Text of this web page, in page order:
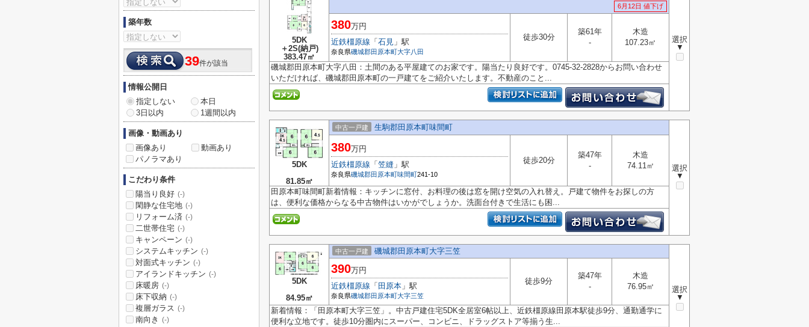
5DK
＋2S(納戸)
383.47㎡
6月12日 値下げ
選択
▼
380万円
近鉄橿原線 「 石見 」駅
奈良県磯城郡田原本町大字八田
徒歩30分
築61年
-
木造
107.23㎡
磯城郡田原本町大字八田：土間のある平屋建てのお家です。陽当たり良好です。0745-32-2828からお問い合わせ
いただければ、磯城郡田原本町の一戸建てをご紹介いたします。不動産のこと...
5DK
81.85㎡
中古一戸建 生駒郡田原本町味間町
選択
▼
380万円
近鉄橿原線 「 笠縫 」駅
奈良県磯城郡田原本町味間町241-10
徒歩20分
築47年
-
木造
74.11㎡
田原本町味間町新着情報：キッチンに窓付、お料理の後は窓を開け空気の入れ替え。戸建て物件をお探しの方
は、便利な価格からなる中古物件はいかがでしょうか。洗面台付きで生活にも困...
5DK
84.95㎡
中古一戸建 磯城郡田原本町大字三笠
選択
▼
390万円
近鉄橿原線 「 田原本 」駅
奈良県磯城郡田原本町大字三笠
徒歩9分
築47年
-
木造
76.95㎡
新着情報：「田原本町大字三笠」。中古戸建住宅5DK全居室6帖以上、近鉄橿原線田原本駅徒歩9分、通勤通学に
便利な立地です。徒歩10分圏内にスーパー、コンビニ、ドラッグストア等揃う生...
築年数
39件が該当
情報公開日
指定しない
本日
3日以内
1週間以内
画像・動画あり
画像あり
動画あり
パノラマあり
こだわり条件
陽当り良好 (-)
閑静な住宅地 (-)
リフォーム済 (-)
二世帯住宅 (-)
キャンペーン (-)
システムキッチン (-)
対面式キッチン (-)
アイランドキッチン (-)
床暖房 (-)
床下収納 (-)
複層ガラス (-)
南向き (-)